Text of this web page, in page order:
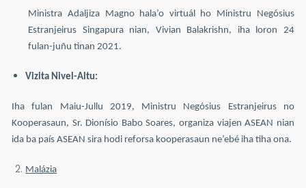
Ministra Adaljiza Magno hala’o virtuál ho Ministru Negósius
Estranjeirus Singapura nian, Vivian Balakrishn, iha loron 24
fulan-juñu tinan 2021.
Vizita Nivel-Altu:
Iha fulan Maiu-Jullu 2019, Ministru Negósius Estranjeirus no
Kooperasaun, Sr. Dionísio Babo Soares, organiza viajen ASEAN nian
ida ba país ASEAN sira hodi reforsa kooperasaun ne’ebé iha tiha ona.
Malázia